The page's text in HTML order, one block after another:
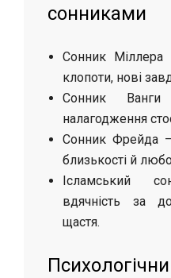
сонниками
Сонник Міллера
клопоти, нові
Сонник
налагодження
Сонник Фрейда
близькості й
Ісламський
вдячність за
щастя.